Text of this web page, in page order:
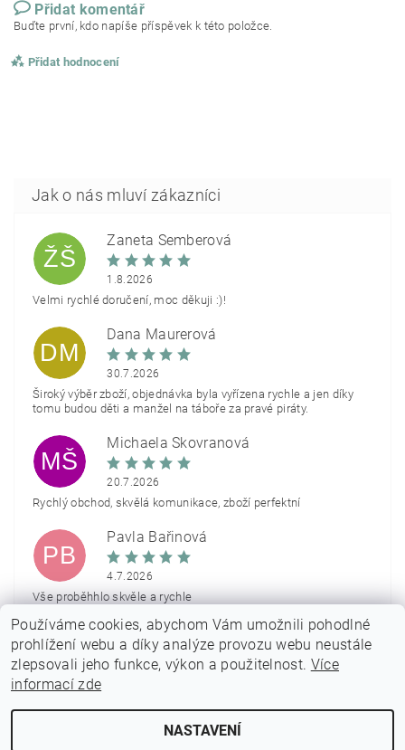
Přidat komentář
Buďte první, kdo napíše příspěvek k této položce.
Přidat hodnocení
ŽŠ
Žaneta Šemberová
1.8.2026
Velmi rychlé doručení, moc děkuji :)!
DM
Dana Maurerová
30.7.2026
Široký výběr zboží, objednávka byla vyřízena rychle a jen díky
tomu budou děti a manžel na táboře za pravé piráty.
MŠ
Michaela Škovranová
20.7.2026
Rychlý obchod, skvělá komunikace, zboží perfektní
PB
Pavla Bařinová
4.7.2026
Vše proběhhlo skvěle a rychle
Zobrazit další hodnocení
Používáme cookies, abychom Vám umožnili pohodlné
prohlížení webu a díky analýze provozu webu neustále
zlepsovali jeho funkce, výkon a použitelnost. Více
informací zde
NASTAVENÍ